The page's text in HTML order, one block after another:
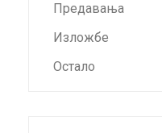
Предавања
Изложбе
Остало